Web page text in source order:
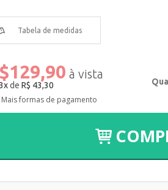
Tabela de medidas
xdeR$ 43,30
Mais formas de pagamento